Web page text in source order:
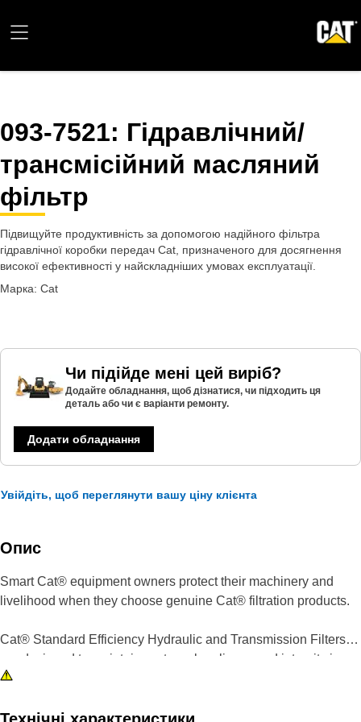
093-7521: Гідравлічний/
трансмісійний масляний
фільтр
Підвищуйте продуктивність за допомогою надійного фільтра
гідравлічної коробки передач Cat, призначеного для досягнення
високої ефективності у найскладніших умовах експлуатації.
Марка: Cat
Чи підійде мені цей виріб?
Додайте обладнання, щоб дізнатися, чи підходить ця
деталь або чи є варіанти ремонту.
Додати обладнання
Увійдіть, щоб переглянути вашу ціну клієнта
Опис
Smart Cat® equipment owners protect their machinery and
livelihood when they choose genuine Cat® filtration products.
Cat® Standard Efficiency Hydraulic and Transmission Filters
are designed to maintain system cleanliness and integrity in
most normal and light duty applications. Your first defense
deliver quality, consistency and on-machine performance,